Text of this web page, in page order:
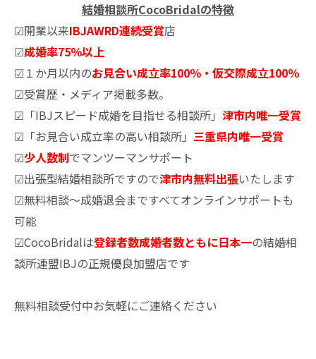
結婚相談所CocoBridalの特徴
☑開業以来IBJAWRD連続受賞店
☑成婚率75％以上
☑１か月以内のお見合い成立率100％・仮交際成立100％
☑受賞歴・メディア掲載多数。
☑「IBJスピード成婚を目指せる相談所」 津市内唯一受賞
☑「お見合い成立率の高い相談所」 三重県内唯一受賞
☑少人数制でマンツーマンサポート
☑出張型結婚相談所ですので津市内無料出張いたします
☑無料相談～成婚退会まですべてオンラインサポートも
可能
☑CocoBridalは登録者数成婚者数ともに日本一の結婚相
談所連盟IBJの正規優良加盟店です
無料相談受付中お気軽にご連絡ください